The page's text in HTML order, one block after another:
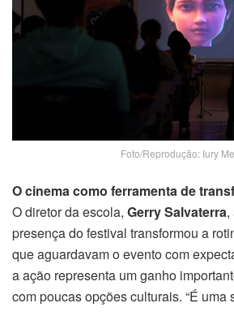
Foto/Reprodução: Iury
O cinema como ferramenta de
O diretor da escola, Gerry Salvaterra,
presença do festival transformou a
que aguardavam o evento com
a ação representa um ganho
com poucas opções culturais. “É uma